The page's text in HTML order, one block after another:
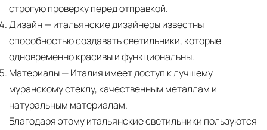
строгую проверку перед отправкой.
Дизайн— итальянские дизайнеры известны
способностью создавать светильники, которые
одновременно красивы и функциональны.
Материалы— Италия имеет доступ к лучшему
муранскому стеклу, качественным металлам и
натуральным материалам.
Благодаря этому итальянские светильники пользуются